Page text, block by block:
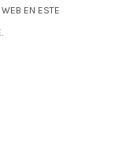
EN ESTE